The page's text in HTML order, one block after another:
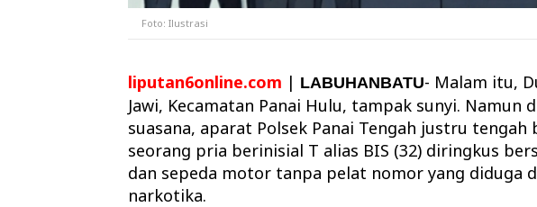
Foto: Ilustrasi
liputan6online.com | LABUHANBATU- Malam itu,
Jawi, Kecamatan Panai Hulu, tampak sunyi. Namun
suasana, aparat Polsek Panai Tengah justru tengah
seorang pria berinisial T alias BIS (32) diringkus
dan sepeda motor tanpa pelat nomor yang diduga
narkotika.